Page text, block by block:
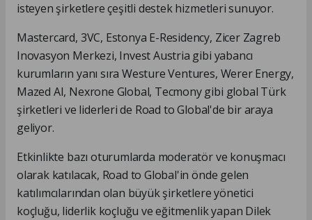
isteyen şirketlere çeşitli destek hizmetleri sunuyor.
Mastercard, 3VC, Estonya E-Residency, Zicer Zagreb
Inovasyon Merkezi, Invest Austria gibi yabancı
kurumların yanı sıra Westure Ventures, Werer Energy,
Mazed AI, Nexrone Global, Tecmony gibi global Türk
şirketleri ve liderleri de Road to Global'de bir araya
geliyor.
Etkinlikte bazı oturumlarda moderatör ve konuşmacı
olarak katılacak, Road to Global'in önde gelen
katılımcılarından olan büyük şirketlere yönetici
koçluğu, liderlik koçluğu ve eğitmenlik yapan Dilek